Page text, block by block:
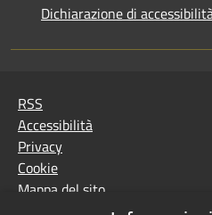
Dichiarazione di
RSS
Accessibilità
Privacy
Cookie
Mappa del sito